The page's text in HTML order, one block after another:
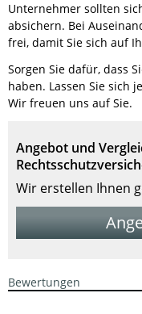
Unternehmer sollten
absichern. Bei
frei, damit Sie sich auf
Sorgen Sie dafür, dass
haben. Lassen Sie sich
Wir freuen uns auf Sie.
Angebot und
Wir erstellen Ihnen
Bewertungen